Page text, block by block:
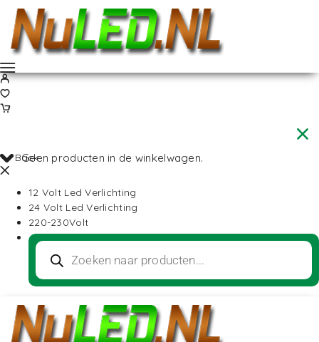
Geen producten in de winkelwagen.
Back
12 Volt Led Verlichting
24 Volt Led Verlichting
220-230Volt